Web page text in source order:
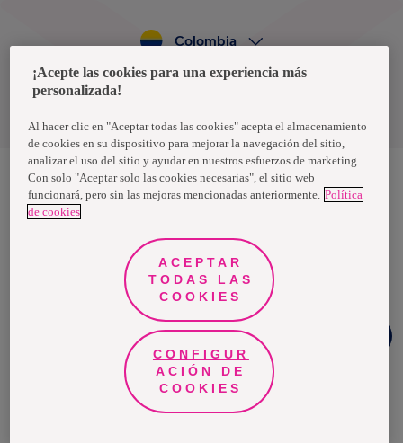
Política de privacidad de datos
Colombia
Nosotras, una marca de Essity - una compañía global líder en
higiene y salud. Cada día, mil millones de personas, en todo el
propósito es romper barreras por el bienestar en beneficio de
consumidores, pacientes, cuidadores, clientes y la sociedad en
general. Vendemos en aproximadamente 150 países bajo las
principales marcas globales TENA y Tork, así como otras marcas
como Actimove, Cutimed, JOBST, Knix, Leukoplast, Libero, Libresse,
Lotus, Modibodi, Nosotras, Saba, Tempo, TOM Organic y Zewa. En
2024, Essity tuvo ventas de aproximadamente 13 mil millones de
euros y empleó a 36,000 personas. La sede de la compañía está
ubicada en Estocolmo, Suecia, y Essity cotiza en Nasdaq Estocolmo.
Más información enwww.essity.com.
¡Acepte las cookies para una experiencia más
personalizada!
Al hacer clic en "Aceptar todas las cookies" acepta el almacenamiento
de cookies en su dispositivo para mejorar la navegación del sitio,
analizar el uso del sitio y ayudar en nuestros esfuerzos de marketing.
Con solo "Aceptar solo las cookies necesarias", el sitio web
funcionará, pero sin las mejoras mencionadas anteriormente. Política
de cookies
ACEPTAR
TODAS LAS
COOKIES
CONFIGUR
ACIÓN DE
COOKIES